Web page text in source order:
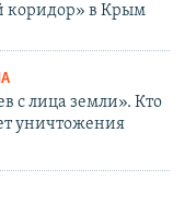
коридор» в Крым
с лица земли». Кто
уничтожения